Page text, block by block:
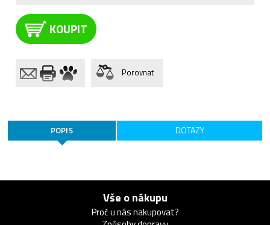
KOUPIT
Porovnat
POPIS DOTAZY
Vše o nákupu
Proč u nás nakupovat?